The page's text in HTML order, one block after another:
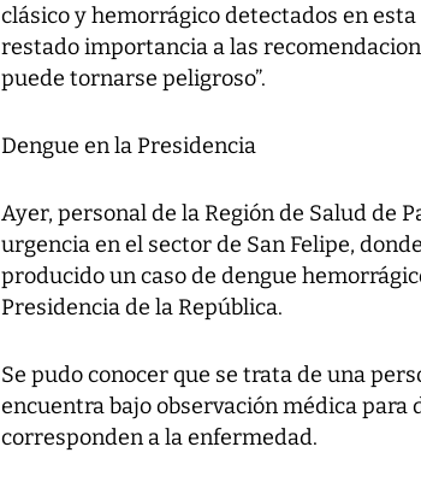
clásico y hemorrágico detectados en
restado importancia a las
puede tornarse peligroso”.
Dengue en la Presidencia
Ayer, personal de la Región de Salud de
urgencia en el sector de San Felipe,
producido un caso de dengue
Presidencia de la República.
Se pudo conocer que se trata de una
encuentra bajo observación médica
corresponden a la enfermedad.